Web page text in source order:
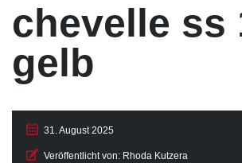
chevelle ss
gelb
31. August 2025
Veröffentlicht von: Rhoda Kutzera